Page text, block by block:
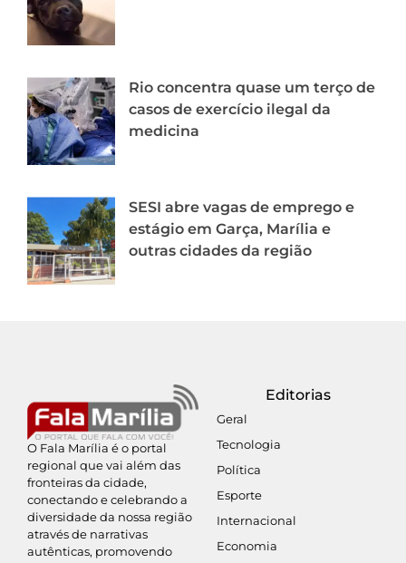
Rio concentra quase um terço de
casos de exercício ilegal da
medicina
SESI abre vagas de emprego e
estágio em Garça, Marília e
outras cidades da região
O Fala Marília é o portal
regional que vai além das
fronteiras da cidade,
conectando e celebrando a
diversidade da nossa região
através de narrativas
autênticas, promovendo
Editorias
Geral
Tecnologia
Política
Esporte
Internacional
Economia